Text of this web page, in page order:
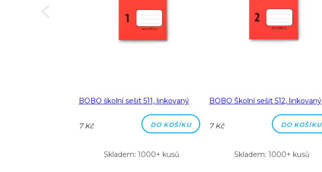
BOBO školní sešit 511, linkovaný
7 Kč DO KOŠÍKU
Skladem: 1000+ kusů
BOBO Školní sešit 512, linkovaný
7 Kč DO KOŠÍKU
Skladem: 1000+ kusů
Next